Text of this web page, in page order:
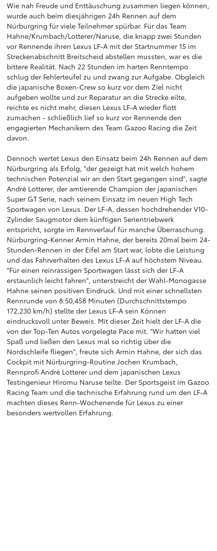
Wie nah Freude und Enttäuschung zusammen liegen können,
wurde auch beim diesjährigen 24h Rennen auf dem
Nürburgring für viele Teilnehmer spürbar. Für das Team
Hahne/Krumbach/Lotterer/Naruse, die knapp zwei Stunden
vor Rennende ihren Lexus LF-A mit der Startnummer 15 im
Streckenabschnitt Breitscheid abstellen mussten, war es die
bittere Realität. Nach 22 Stunden im harten Renntempo
schlug der Fehlerteufel zu und zwang zur Aufgabe. Obgleich
die japanische Boxen-Crew so kurz vor dem Ziel nicht
aufgeben wollte und zur Reparatur an die Strecke eilte,
reichte es nicht mehr, diesen Lexus LF-A wieder flott
zumachen - schließlich lief so kurz vor Rennende den
engagierten Mechanikern des Team Gazoo Racing die Zeit
davon.
Dennoch wertet Lexus den Einsatz beim 24h Rennen auf dem
Nürburgring als Erfolg, "der gezeigt hat mit welch hohem
technischen Potenzial wir an den Start gegangen sind", sagte
André Lotterer, der amtierende Champion der japanischen
Super GT Serie, nach seinem Einsatz im neuen High Tech
Sportwagen von Lexus. Der LF-A, dessen hochdrehender V10-
Zylinder Saugmotor dem künftigen Serientriebwerk
entspricht, sorgte im Rennverlauf für manche Überraschung.
Nürburgring-Kenner Armin Hahne, der bereits 20mal beim 24-
Stunden-Rennen in der Eifel am Start war, lobte die Leistung
und das Fahrverhalten des Lexus LF-A auf höchstem Niveau.
"Für einen reinrassigen Sportwagen lässt sich der LF-A
erstaunlich leicht fahren", unterstreicht der Wahl-Monogasse
Hahne seinen positiven Eindruck. Und mit einer schnellsten
Rennrunde von 8:50,458 Minuten (Durchschnittstempo
172,230 km/h) stellte der Lexus LF-A sein Können
eindrucksvoll unter Beweis. Mit dieser Zeit hielt der LF-A die
von der Top-Ten Autos vorgelegte Pace mit. "Wir hatten viel
Spaß und ließen den Lexus mal so richtig über die
Nordschleife fliegen", freute sich Armin Hahne, der sich das
Cockpit mit Nürburgring-Routine Jochen Krumbach,
Rennprofi André Lotterer und dem japanischen Lexus
Testingenieur Hiromu Naruse teilte. Der Sportsgeist im Gazoo
Racing Team und die technische Erfahrung rund um den LF-A
machten dieses Renn-Wochenende für Lexus zu einer
besonders wertvollen Erfahrung.